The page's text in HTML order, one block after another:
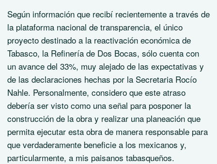
Según información que recibí recientemente a través de
la plataforma nacional de transparencia, el único
proyecto destinado a la reactivación económica de
Tabasco, la Refinería de Dos Bocas, sólo cuenta con
un avance del 33%, muy alejado de las expectativas y
de las declaraciones hechas por la Secretaria Rocío
Nahle. Personalmente, considero que este atraso
debería ser visto como una señal para posponer la
construcción de la obra y realizar una planeación que
permita ejecutar esta obra de manera responsable para
que verdaderamente beneficie a los mexicanos y,
particularmente, a mis paisanos tabasqueños.